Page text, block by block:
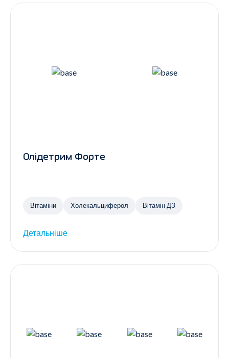
Олідетрим Форте
Вітаміни Холекальциферол Вітамін Д3
Детальніше